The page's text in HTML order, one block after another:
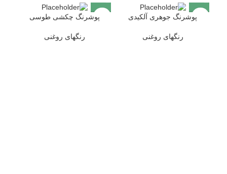
پوشرنگ جوهری آلکیدی
رنگهای روغنی
پوشرنگ چکشی طوسی
رنگهای روغنی